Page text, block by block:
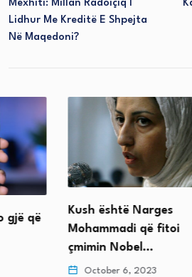
Mexhiti: Millan Radoiçiq I
Lidhur Me Kreditë E Shpejta
Në Maqedoni?
Kush është Narges
Mohammadi që fitoi
çmimin Nobel…
October 6, 2023